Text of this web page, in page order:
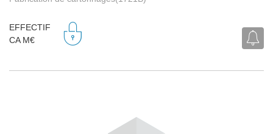
EFFECTIF
CA M€